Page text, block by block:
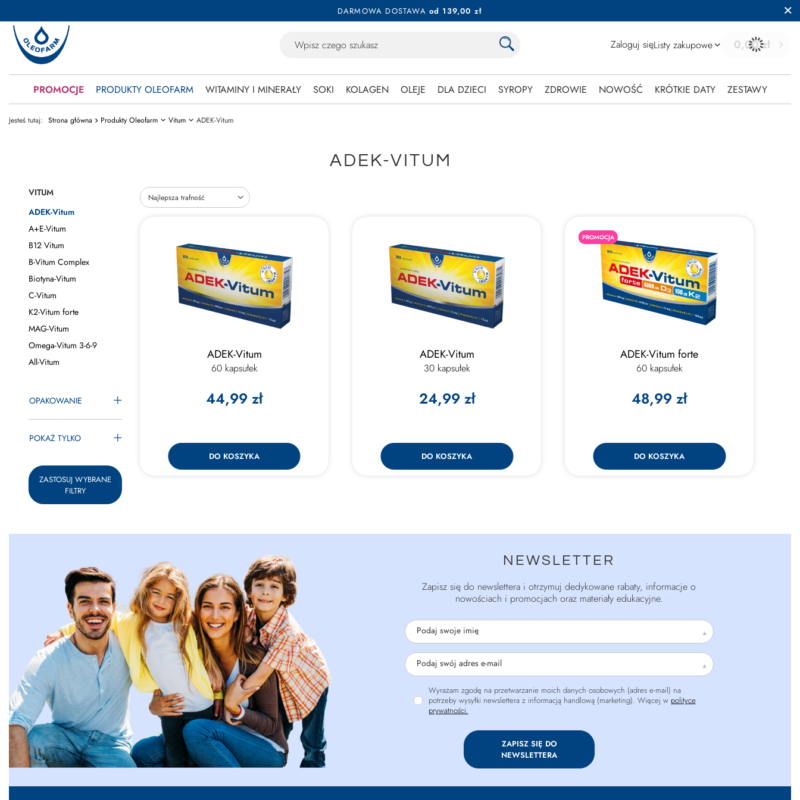
DARMOWA DOSTAWA od 139,00 zł
Zaloguj sięListy zakupowe 0,00 zł
PROMOCJE PRODUKTY OLEOFARM WITAMINY I MINERAŁY SOKI KOLAGEN OLEJE DLA DZIECI SYROPY ZDROWIE NOWOŚĆ KRÓTKIE DATY ZESTAWY
Jesteś tutaj: Strona główna Produkty Oleofarm Vitum ADEK-Vitum
ADEK-VITUM
VITUM
ADEK-Vitum
A+E-Vitum
B12 Vitum
B-Vitum Complex
Biotyna-Vitum
C-Vitum
K2-Vitum forte
MAG-Vitum
Omega-Vitum 3-6-9
All-Vitum
OPAKOWANIE
POKAŻ TYLKO
ZASTOSUJ WYBRANE
FILTRY
Zmień sortowanie
Najlepsza trafność
ADEK-Vitum
60 kapsułek
44,99 zł
DO KOSZYKA
ADEK-Vitum
30 kapsułek
24,99 zł
DO KOSZYKA
PROMOCJA
ADEK-Vitum forte
60 kapsułek
48,99 zł
DO KOSZYKA
NEWSLETTER
Zapisz się do newslettera i otrzymuj dedykowane rabaty, informacje o
nowościach i promocjach oraz materiały edukacyjne.
Podaj swoje imię
Podaj swój adres e-mail
Wyrażam zgodę na przetwarzanie moich danych osobowych (adres e-mail) na
potrzeby wysyłki newslettera z informacją handlową (marketing). Więcej w polityce
prywatności.
ZAPISZ SIĘ DO
NEWSLETTERA